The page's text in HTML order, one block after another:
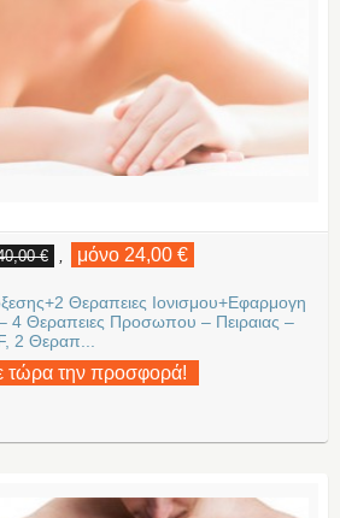
€ μόνο 24,00 €
Θεραπειες Ιονισμου+Εφαρμογη
4 Θεραπειες Προσωπου – Πειραιας –
2 Θεραπ...
τώρα την προσφορά!